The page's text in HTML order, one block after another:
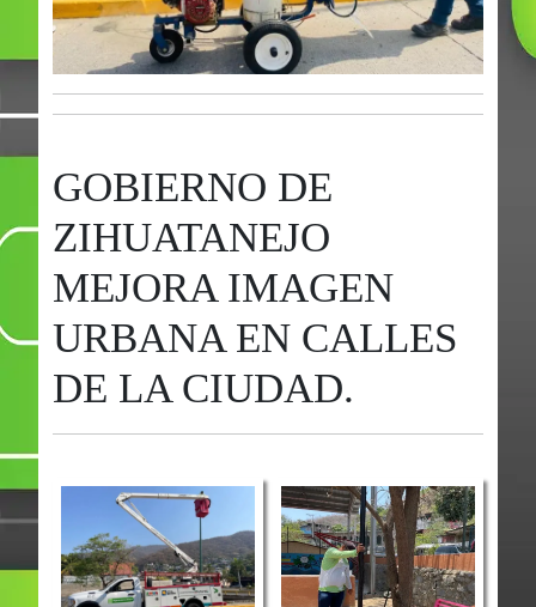
GOBIERNO DE
ZIHUATANEJO
MEJORA IMAGEN
URBANA EN CALLES
DE LA CIUDAD.